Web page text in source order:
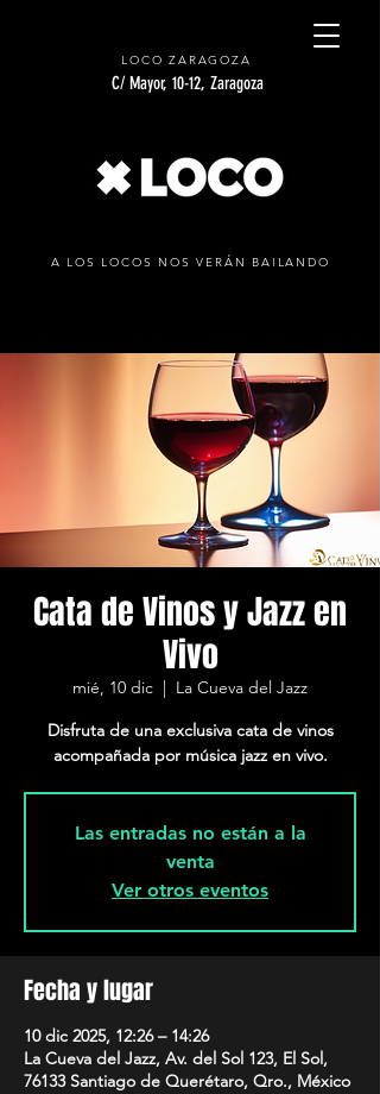
C/ Mayor, 10-12, Zaragoza
A LOS LOCOS NOS VERÁN BAILANDO
LOCO ZARAGOZA
Cata de Vinos y Jazz en
Vivo
mié, 10 dic
  |
La Cueva del Jazz
Disfruta de una exclusiva cata de vinos
acompañada por música jazz en vivo.
Las entradas no están a la
venta
Ver otros eventos
Fecha y lugar
10 dic 2025, 12:26 – 14:26
La Cueva del Jazz, Av. del Sol 123, El Sol,
76133 Santiago de Querétaro, Qro., México